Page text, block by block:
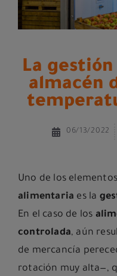
La
almacén
06/13/2022
Uno de los
alimentaria es la
En el caso de los
controlada, aún
de mercancía
rotación muy alta—,